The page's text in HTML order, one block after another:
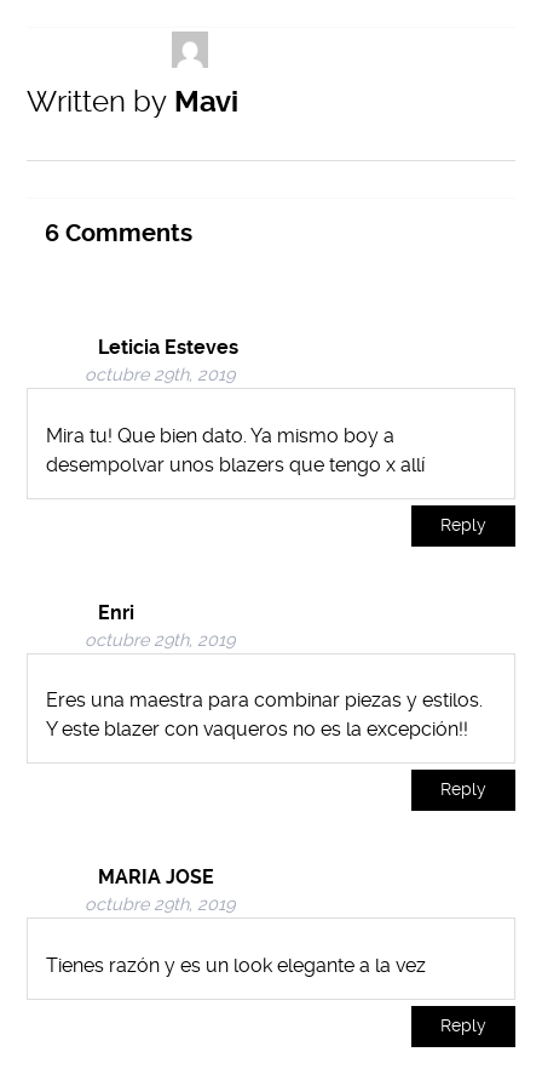
Written by Mavi
6 Comments
Leticia Esteves
octubre 29th, 2019
Mira tu! Que bien dato. Ya mismo boy a
desempolvar unos blazers que tengo x allí
Reply
Enri
octubre 29th, 2019
Eres una maestra para combinar piezas y estilos.
Y este blazer con vaqueros no es la excepción!!
Reply
MARIA JOSE
octubre 29th, 2019
Tienes razón y es un look elegante a la vez
Reply